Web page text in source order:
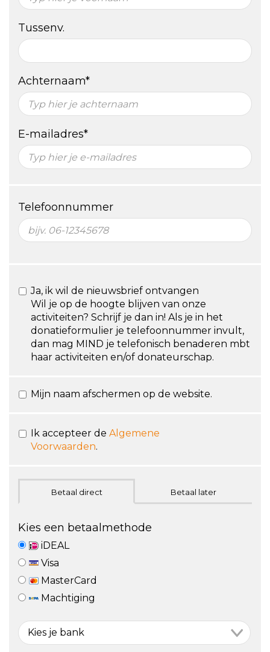
Tussenv.
Achternaam*
E-mailadres*
Telefoonnummer
Ja, ik wil de nieuwsbrief ontvangen
Wil je op de hoogte blijven van onze
activiteiten? Schrijf je dan in! Als je in het
donatieformulier je telefoonnummer invult,
dan mag MIND je telefonisch benaderen mbt
haar activiteiten en/of donateurschap.
Mijn naam afschermen op de website.
Ik accepteer de Algemene
Voorwaarden.
Betaal direct Betaal later
Kies een betaalmethode
iDEAL
Visa
MasterCard
Machtiging